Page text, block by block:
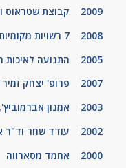
2009 קבוצת שטראוס ויצחק רוזנר
2008
7 רשויות
2005 התנועה לאיכות השלטון
2007 פרופ' יצחק זמיר ו'נגב בר קימא'
2003 אמנון אברמוביץ
'
2002 עודד שחר וד"ר ארנה ברי
2000 אחמד מסארווה